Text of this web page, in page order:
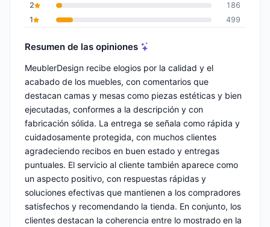
2
186
1
499
Resumen de las opiniones
MeublerDesign recibe elogios por la calidad y el
acabado de los muebles, con comentarios que
destacan camas y mesas como piezas estéticas y bien
ejecutadas, conformes a la descripción y con
fabricación sólida. La entrega se señala como rápida y
cuidadosamente protegida, con muchos clientes
agradeciendo recibos en buen estado y entregas
puntuales. El servicio al cliente también aparece como
un aspecto positivo, con respuestas rápidas y
soluciones efectivas que mantienen a los compradores
satisfechos y recomendando la tienda. En conjunto, los
clientes destacan la coherencia entre lo mostrado en la